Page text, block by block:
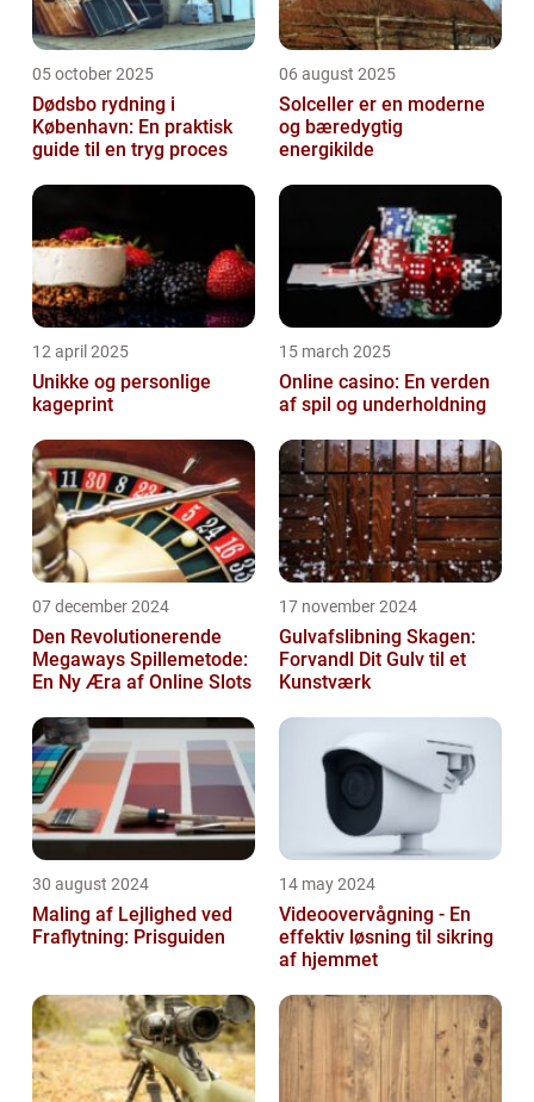
05 october 2025
Dødsbo rydning i
København: En praktisk
guide til en tryg proces
06 august 2025
Solceller er en moderne
og bæredygtig
energikilde
12 april 2025
Unikke og personlige
kageprint
15 march 2025
Online casino: En verden
af spil og underholdning
07 december 2024
Den Revolutionerende
Megaways Spillemetode:
En Ny Æra af Online Slots
17 november 2024
Gulvafslibning Skagen:
Forvandl Dit Gulv til et
Kunstværk
30 august 2024
Maling af Lejlighed ved
Fraflytning: Prisguiden
14 may 2024
Videoovervågning - En
effektiv løsning til sikring
af hjemmet